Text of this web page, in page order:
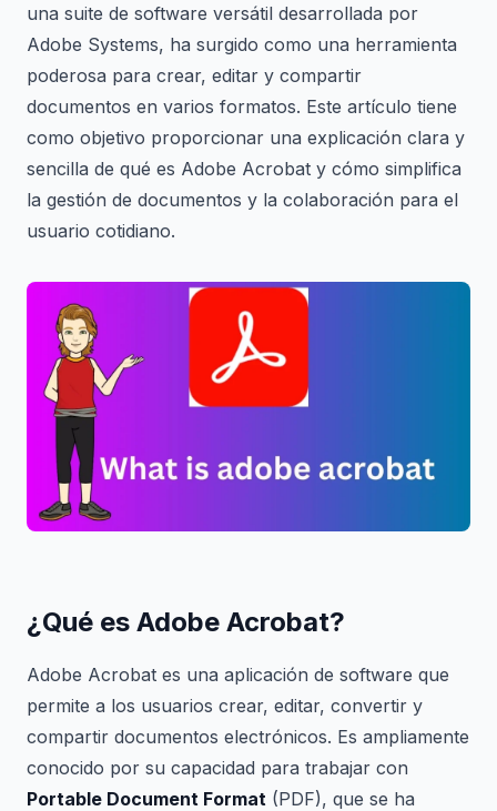
una suite de software versátil desarrollada por
Adobe Systems, ha surgido como una herramienta
poderosa para crear, editar y compartir
documentos en varios formatos. Este artículo tiene
como objetivo proporcionar una explicación clara y
sencilla de qué es Adobe Acrobat y cómo simplifica
la gestión de documentos y la colaboración para el
usuario cotidiano.
¿Qué es Adobe Acrobat?
Adobe Acrobat es una aplicación de software que
permite a los usuarios crear, editar, convertir y
compartir documentos electrónicos. Es ampliamente
conocido por su capacidad para trabajar con
Portable Document Format (PDF), que se ha